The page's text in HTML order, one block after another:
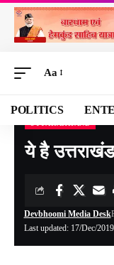
Aa
POLITICS
Devbhoomi Media>Blog
ये है
Last updated: 17/Dec/
Devbhoomi Media Desk